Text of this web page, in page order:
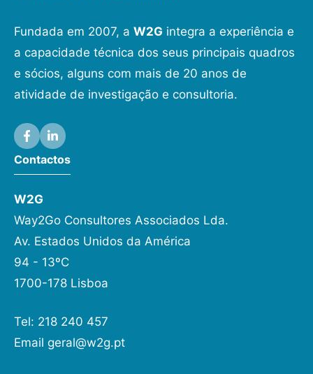
Fundada em 2007, a W2G integra a experiência e
a capacidade técnica dos seus principais quadros
e sócios, alguns com mais de 20 anos de
atividade de investigação e consultoria.
Contactos
W2G
Way2Go Consultores Associados Lda.
Av. Estados Unidos da América
94 - 13ºC
1700-178 Lisboa
Tel: 218 240 457
Email geral@w2g.pt